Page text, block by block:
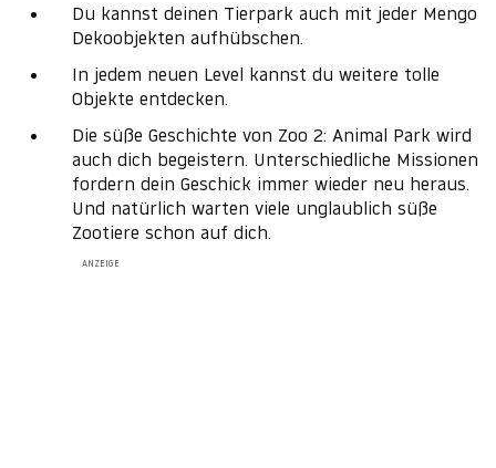
Du kannst deinen Tierpark auch mit jeder Mengo
Dekoobjekten aufhübschen.
In jedem neuen Level kannst du weitere tolle
Objekte entdecken.
Die süße Geschichte von Zoo 2: Animal Park wird
auch dich begeistern. Unterschiedliche Missionen
fordern dein Geschick immer wieder neu heraus.
Und natürlich warten viele unglaublich süße
Zootiere schon auf dich.
ANZEIGE